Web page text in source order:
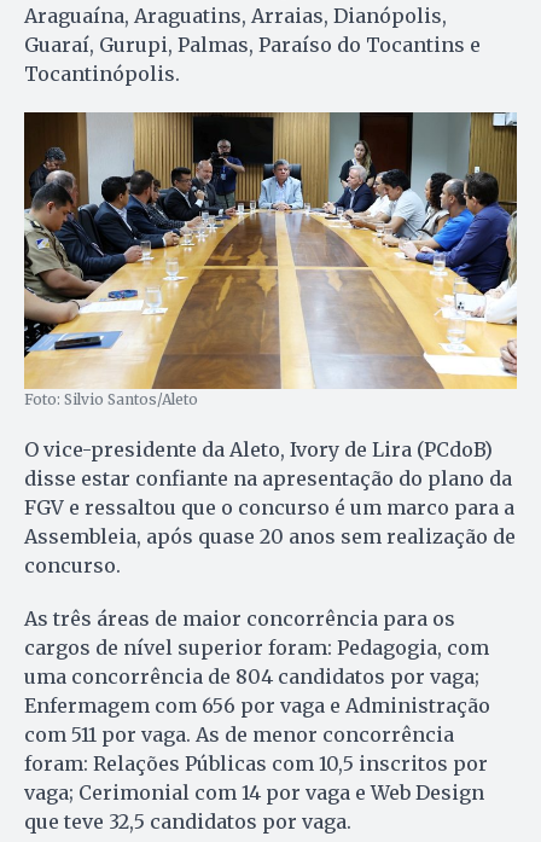
Araguaína, Araguatins, Arraias, Dianópolis,
Guaraí, Gurupi, Palmas, Paraíso do Tocantins e
Tocantinópolis.
Foto: Silvio Santos/Aleto
O vice-presidente da Aleto, Ivory de Lira (PCdoB)
disse estar confiante na apresentação do plano da
FGV e ressaltou que o concurso é um marco para a
Assembleia, após quase 20 anos sem realização de
concurso.
As três áreas de maior concorrência para os
cargos de nível superior foram: Pedagogia, com
uma concorrência de 804 candidatos por vaga;
Enfermagem com 656 por vaga e Administração
com 511 por vaga. As de menor concorrência
foram: Relações Públicas com 10,5 inscritos por
vaga; Cerimonial com 14 por vaga e Web Design
que teve 32,5 candidatos por vaga.